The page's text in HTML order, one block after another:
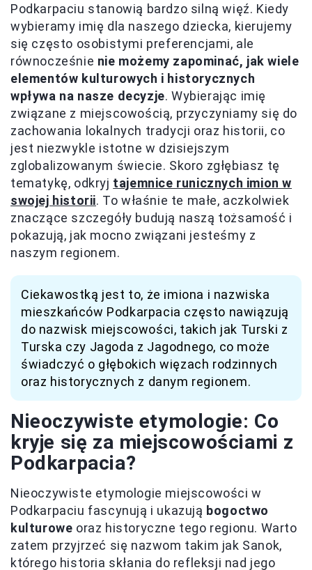
Podkarpaciu stanowią bardzo silną więź. Kiedy
wybieramy imię dla naszego dziecka, kierujemy
się często osobistymi preferencjami, ale
równocześnie nie możemy zapominać, jak wiele
elementów kulturowych i historycznych
wpływa na nasze decyzje. Wybierając imię
związane z miejscowością, przyczyniamy się do
zachowania lokalnych tradycji oraz historii, co
jest niezwykle istotne w dzisiejszym
zglobalizowanym świecie. Skoro zgłębiasz tę
tematykę, odkryj tajemnice runicznych imion w
swojej historii. To właśnie te małe, aczkolwiek
znaczące szczegóły budują naszą tożsamość i
pokazują, jak mocno związani jesteśmy z
naszym regionem.
Ciekawostką jest to, że imiona i nazwiska
mieszkańców Podkarpacia często nawiązują
do nazwisk miejscowości, takich jak Turski z
Turska czy Jagoda z Jagodnego, co może
świadczyć o głębokich więzach rodzinnych
oraz historycznych z danym regionem.
Nieoczywiste etymologie: Co
kryje się za miejscowościami z
Podkarpacia?
Nieoczywiste etymologie miejscowości w
Podkarpaciu fascynują i ukazują bogoctwo
kulturowe oraz historyczne tego regionu. Warto
zatem przyjrzeć się nazwom takim jak Sanok,
którego historia skłania do refleksji nad jego